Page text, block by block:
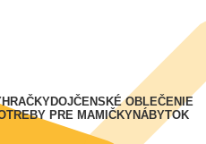
HRAČKYDOJČENSKÉ OBLEČENIE
PRE MAMIČKYNÁBYTOK